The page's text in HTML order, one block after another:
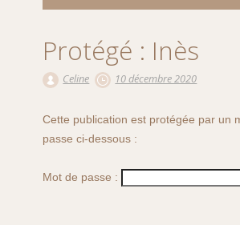
Protégé : Inès
Celine 10 décembre 2020
Cette publication est protégée par un
passe ci-dessous :
Mot de passe :